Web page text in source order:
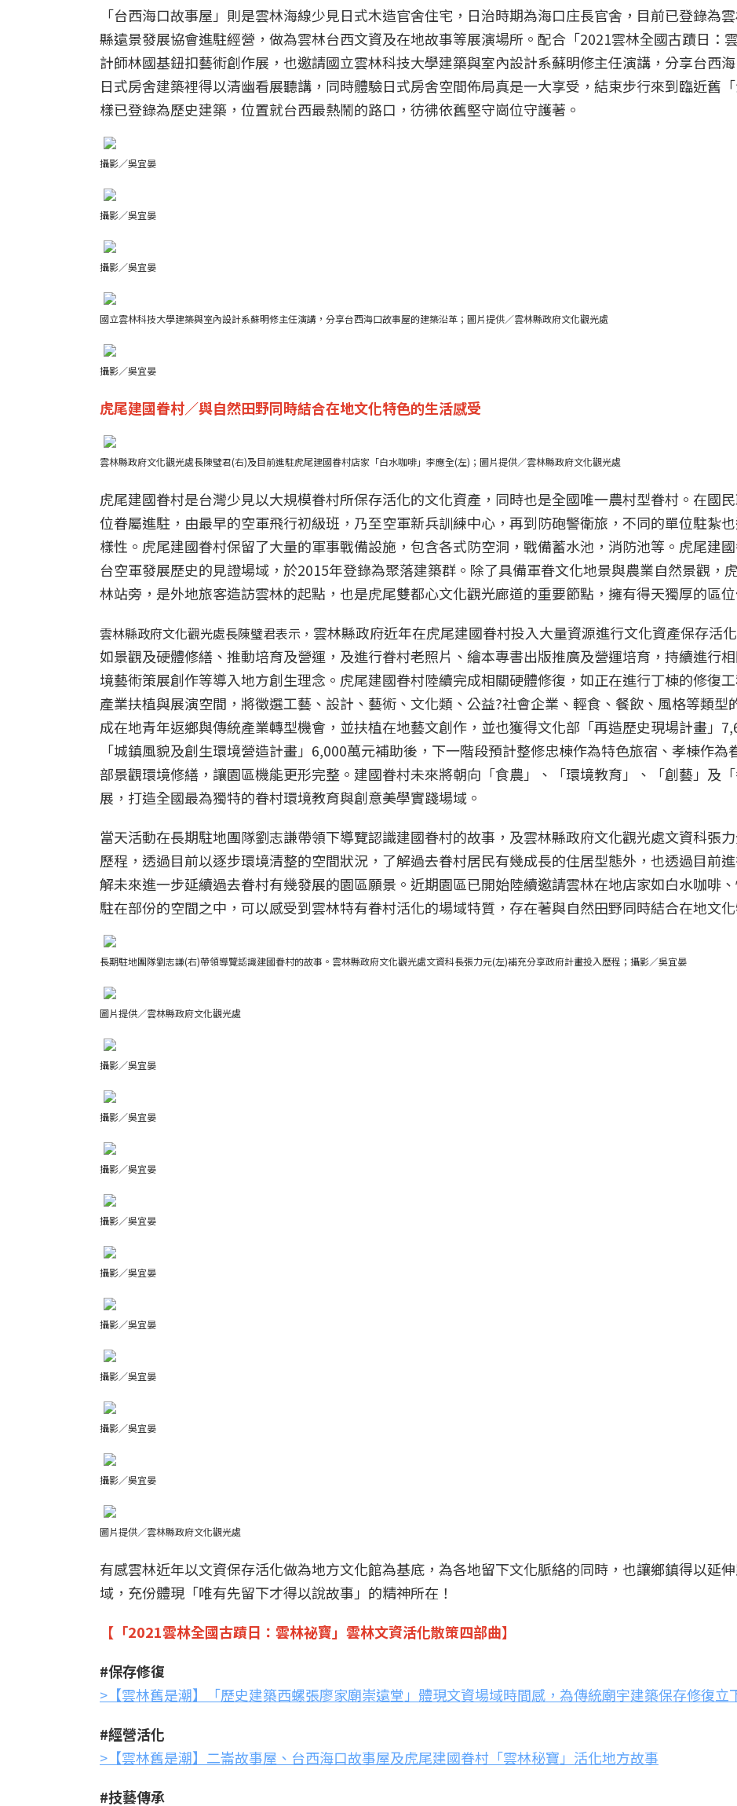
「台西海口故事屋」則是雲林海線少見日式木造官舍住宅，日治時期為海口庄長官舍，目前已登錄為
縣遠景發展協會進駐經營，做為雲林台西文資及在地故事等展演場所。配合「2021雲林全國古蹟日：
計師林國基鈕扣藝術創作展，也邀請國立雲林科技大學建築與室內設計系蘇明修主任演講，分享台西
日式房舍建築裡得以清幽看展聽講，同時體驗日式房舍空間佈局真是一大享受，結束步行來到臨近舊
樣已登錄為歷史建築，位置就台西最熱鬧的路口，彷彿依舊堅守崗位守護著。
攝影／吳宜晏
攝影／吳宜晏
攝影／吳宜晏
國立雲林科技大學建築與室內設計系蘇明修主任演講，分享台西海口故事屋的建築沿革；圖片提供／雲林縣政府文化觀光處
攝影／吳宜晏
虎尾建國眷村／與自然田野同時結合在地文化特色的生活感受
雲林縣政府文化觀光處長陳璧君(右)及目前進駐虎尾建國眷村店家「白水咖啡」李應全(左)；圖片提供／雲林縣政府文化觀光處
虎尾建國眷村是台灣少見以大規模眷村所保存活化的文化資產，同時也是全國唯一農村型眷村。在國
位眷屬進駐，由最早的空軍飛行初級班，乃至空軍新兵訓練中心，再到防砲警衛旅，不同的單位駐紮
樣性。虎尾建國眷村保留了大量的軍事戰備設施，包含各式防空洞，戰備蓄水池，消防池等。虎尾建
台空軍發展歷史的見證場域，於2015年登錄為聚落建築群。除了具備軍眷文化地景與農業自然景觀，
林站旁，是外地旅客造訪雲林的起點，也是虎尾雙都心文化觀光廊道的重要節點，擁有得天獨厚的區
雲林縣政府文化觀光處長陳璧君表示， 雲林縣政府近年在虎尾建國眷村投入大量資源進行文化資產保存活
如景觀及硬體修繕、推動培育及營運，及進行眷村老照片、繪本專書出版推廣及營運培育，持續進行
境藝術策展創作等導入地方創生理念。虎尾建國眷村陸續完成相關硬體修復，如正在進行丁棟的修復
產業扶植與展演空間，將徵選工藝、設計、藝術、文化類、公益?社會企業、輕食、餐飲、風格等類型
成在地青年返鄉與傳統產業轉型機會，並扶植在地藝文創作，並也獲得文化部「再造歷史現場計畫」
「城鎮風貌及創生環境營造計畫」6,000萬元補助後，下一階段預計整修忠棟作為特色旅宿、孝棟作
部景觀環境修繕，讓園區機能更形完整。建國眷村未來將朝向「食農」、「環境教育」、「創藝」及
展，打造全國最為獨特的眷村環境教育與創意美學實踐場域。
當天活動在長期駐地團隊劉志謙帶領下導覽認識建國眷村的故事，及雲林縣政府文化觀光處文資科張
歷程，透過目前以逐步環境清整的空間狀況，了解過去眷村居民有幾成長的住居型態外，也透過目前
解未來進一步延續過去眷村有幾發展的園區願景。近期園區已開始陸續邀請雲林在地店家如白水咖啡
駐在部份的空間之中，可以感受到雲林特有眷村活化的場域特質，存在著與自然田野同時結合在地文
長期駐地團隊劉志謙(右)帶領導覽認識建國眷村的故事。雲林縣政府文化觀光處文資科長張力元(左)補充分享政府計畫投入歷程；攝影／吳宜晏
圖片提供／雲林縣政府文化觀光處
攝影／吳宜晏
攝影／吳宜晏
攝影／吳宜晏
攝影／吳宜晏
攝影／吳宜晏
攝影／吳宜晏
攝影／吳宜晏
攝影／吳宜晏
攝影／吳宜晏
圖片提供／雲林縣政府文化觀光處
有感雲林近年以文資保存活化做為地方文化館為基底，為各地留下文化脈絡的同時，也讓鄉鎮得以延
域，充份體現「唯有先留下才得以說故事」的精神所在！
【「2021雲林全國古蹟日：雲林祕寶」雲林文資活化散策四部曲】
#保存修復
>【雲林舊是潮】「歷史建築西螺張廖家廟崇遠堂」體現文資場域時間感，為傳統廟宇建築保存修復立
#經營活化
>【雲林舊是潮】二崙故事屋、台西海口故事屋及虎尾建國眷村「雲林秘寶」活化地方故事
#技藝傳承